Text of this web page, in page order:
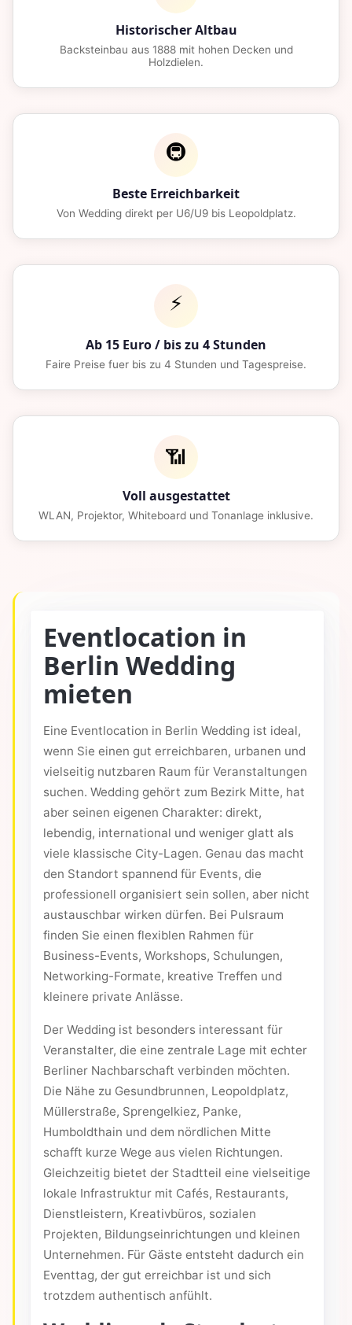
Historischer Altbau
Backsteinbau aus 1888 mit hohen Decken und
Holzdielen.
🚇
Beste Erreichbarkeit
Von Wedding direkt per U6/U9 bis Leopoldplatz.
⚡
Ab 15 Euro / bis zu 4 Stunden
Faire Preise fuer bis zu 4 Stunden und Tagespreise.
📶
Voll ausgestattet
WLAN, Projektor, Whiteboard und Tonanlage inklusive.
Eventlocation in
Berlin Wedding
mieten
Eine Eventlocation in Berlin Wedding ist ideal,
wenn Sie einen gut erreichbaren, urbanen und
vielseitig nutzbaren Raum für Veranstaltungen
suchen. Wedding gehört zum Bezirk Mitte, hat
aber seinen eigenen Charakter: direkt,
lebendig, international und weniger glatt als
viele klassische City-Lagen. Genau das macht
den Standort spannend für Events, die
professionell organisiert sein sollen, aber nicht
austauschbar wirken dürfen. Bei Pulsraum
finden Sie einen flexiblen Rahmen für
Business-Events, Workshops, Schulungen,
Networking-Formate, kreative Treffen und
kleinere private Anlässe.
Der Wedding ist besonders interessant für
Veranstalter, die eine zentrale Lage mit echter
Berliner Nachbarschaft verbinden möchten.
Die Nähe zu Gesundbrunnen, Leopoldplatz,
Müllerstraße, Sprengelkiez, Panke,
Humboldthain und dem nördlichen Mitte
schafft kurze Wege aus vielen Richtungen.
Gleichzeitig bietet der Stadtteil eine vielseitige
lokale Infrastruktur mit Cafés, Restaurants,
Dienstleistern, Kreativbüros, sozialen
Projekten, Bildungseinrichtungen und kleinen
Unternehmen. Für Gäste entsteht dadurch ein
Eventtag, der gut erreichbar ist und sich
trotzdem authentisch anfühlt.